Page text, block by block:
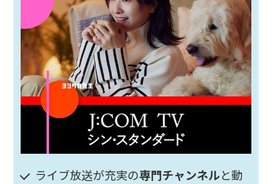
ライブ放送が充実の専門チャンネルと動